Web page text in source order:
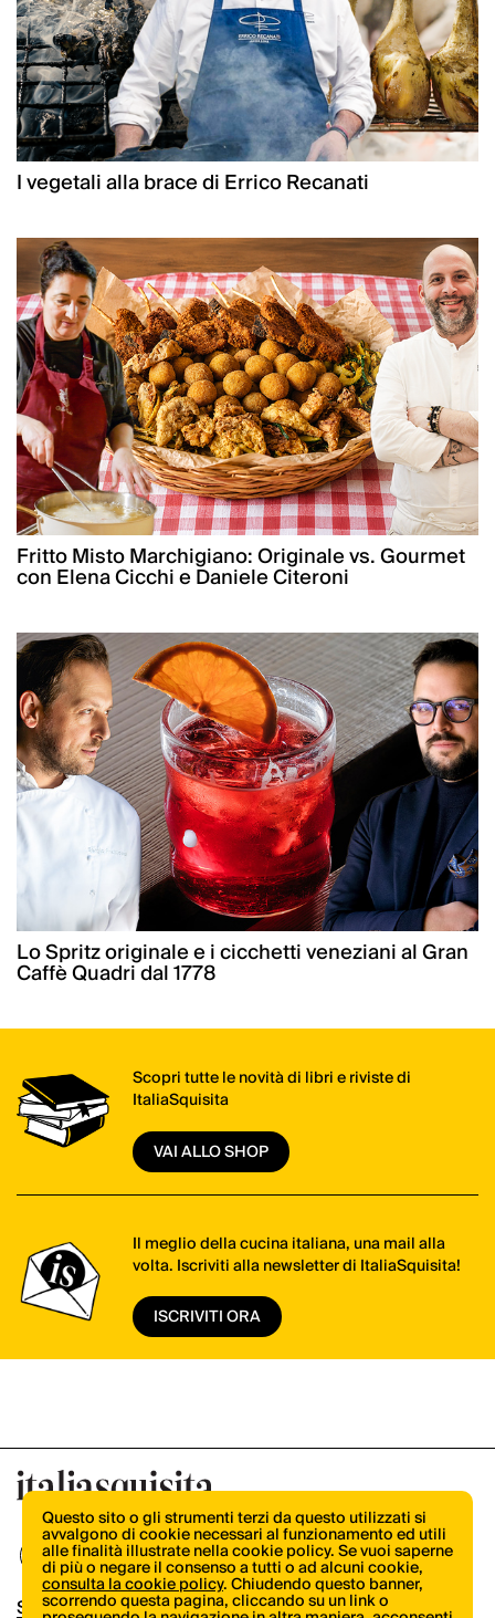
I vegetali alla brace di Errico Recanati
Fritto Misto Marchigiano: Originale vs. Gourmet
con Elena Cicchi e Daniele Citeroni
Lo Spritz originale e i cicchetti veneziani al Gran
Caffè Quadri dal 1778
Scopri tutte le novità di libri e riviste di
ItaliaSquisita
VAI ALLO SHOP
Il meglio della cucina italiana, una mail alla
volta. Iscriviti alla newsletter di ItaliaSquisita!
ISCRIVITI ORA
Shop
Questo sito o gli strumenti terzi da questo utilizzati si
avvalgono di cookie necessari al funzionamento ed utili
alle finalità illustrate nella cookie policy. Se vuoi saperne
di più o negare il consenso a tutti o ad alcuni cookie,
consulta la cookie policy. Chiudendo questo banner,
scorrendo questa pagina, cliccando su un link o